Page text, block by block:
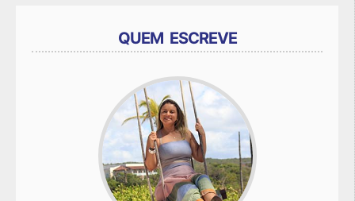
QUEM ESCREVE